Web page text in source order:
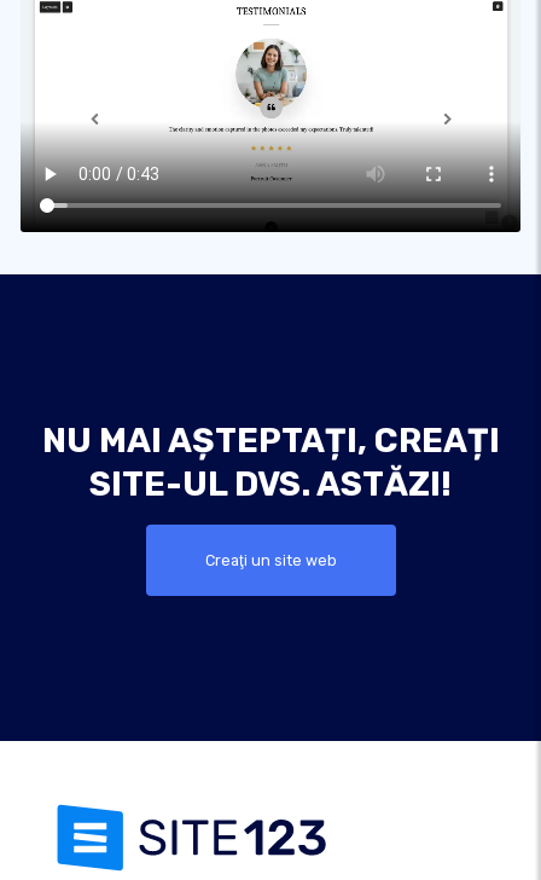
NU MAI AȘTEPTAȚI, CREAȚI
SITE-UL DVS. ASTĂZI!
Creaţi un site web